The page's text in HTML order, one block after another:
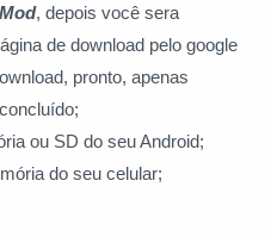
, depois você sera
de download pelo google
pronto, apenas
ou SD do seu Android;
do seu celular;